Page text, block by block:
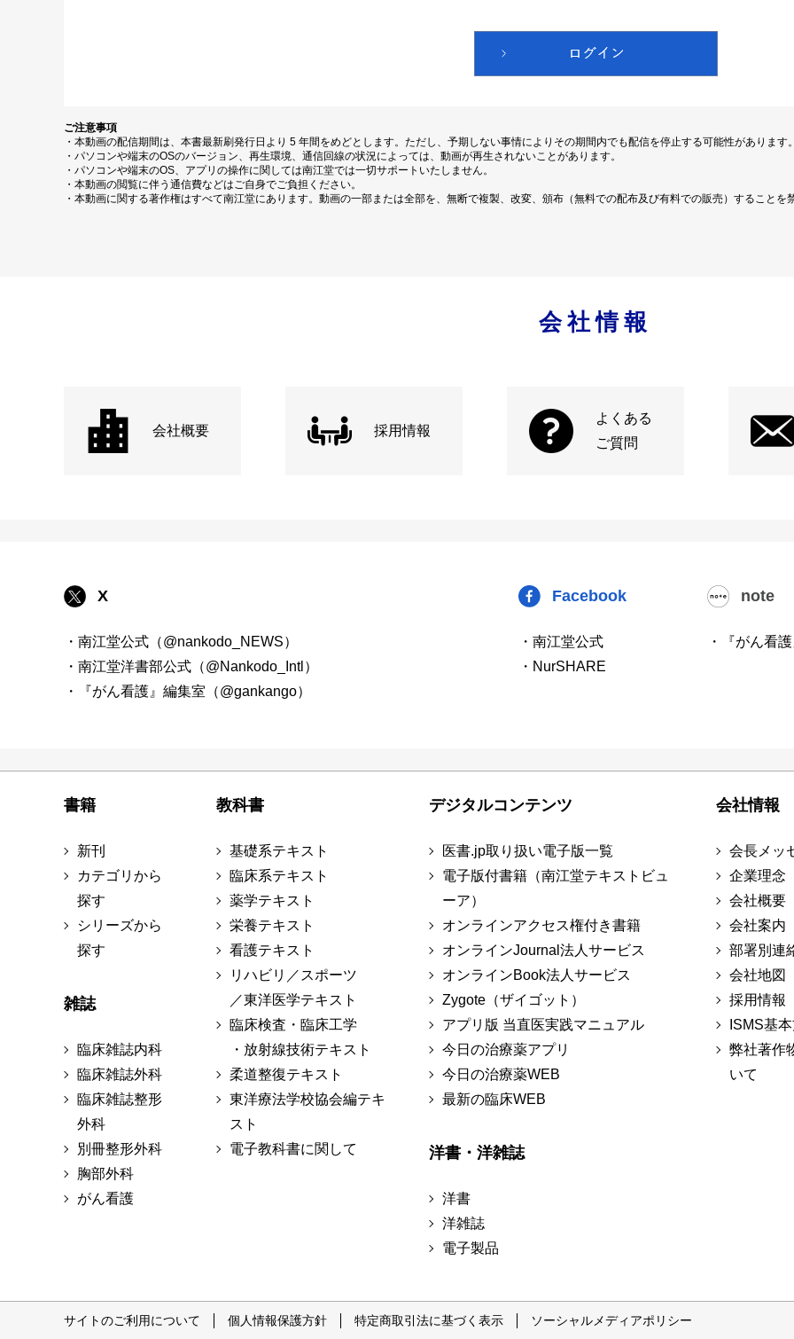
ご注意事項
・本動画の配信期間は、本書最新刷発行日より 5 年間をめどとします。ただし、予期しない事情によりその期間内でも配信を停止する可能性があります
・パソコンや端末のOSのバージョン、再生環境、通信回線の状況によっては、動画が再生されないことがあります。
・パソコンや端末のOS、アプリの操作に関しては南江堂では一切サポートいたしません。
・本動画の閲覧に伴う通信費などはご自身でご負担ください。
・本動画に関する著作権はすべて南江堂にあります。動画の一部または全部を、無断で複製、改変、頒布（無料での配布及び有料での販売）することを
会社情報
会社概要 採用情報
よくある
ご質問
X
・南江堂公式（@nankodo_NEWS）
・南江堂洋書部公式（@Nankodo_Intl）
・『がん看護』編集室（@gankango）
Facebook
・南江堂公式
・NurSHARE
note
・『がん看
書籍
新刊
カテゴリから
探す
シリーズから
探す
雑誌
臨床雑誌内科
臨床雑誌外科
臨床雑誌整形
外科
別冊整形外科
胸部外科
がん看護
教科書
基礎系テキスト
臨床系テキスト
薬学テキスト
栄養テキスト
看護テキスト
リハビリ／スポーツ
／東洋医学テキスト
臨床検査・臨床工学
・放射線技術テキスト
柔道整復テキスト
東洋療法学校協会編テキ
スト
電子教科書に関して
デジタルコンテンツ
医書.jp取り扱い電子版一覧
電子版付書籍（南江堂テキストビュ
ーア）
オンラインアクセス権付き書籍
オンラインJournal法人サービス
オンラインBook法人サービス
Zygote（ザイゴット）
アプリ版 当直医実践マニュアル
今日の治療薬アプリ
今日の治療薬WEB
最新の臨床WEB
洋書・洋雑誌
洋書
洋雑誌
電子製品
会社情報
会長メッ
企業理念
会社概要
会社案内
部署別連
会社地図
採用情報
ISMS基
弊社著作
いて
サイトのご利用について 個人情報保護方針 特定商取引法に基づく表示 ソーシャルメディアポリシー